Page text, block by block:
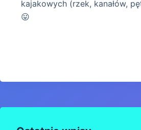
kajakowych (rzek, kanałów,
😛